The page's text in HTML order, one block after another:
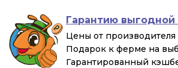
Гарантию выгодной
Цены от производителя
Подарок к ферме на
Гарантированный